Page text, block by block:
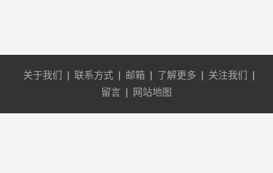
关于我们 联系方式 邮箱 了解更多 关注我们
留言
网站地图